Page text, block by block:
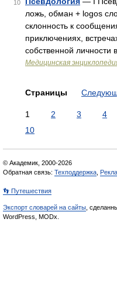
10
ложь, обман + logos
склонность к
приключениях,
собственной личности
Медицинская
Страницы
1 2 3 4
10
© Академик, 2000-2026
Обратная связь: Техподдержка
👣 Путешествия
Экспорт словарей на сайты ,
WordPress, MODx.